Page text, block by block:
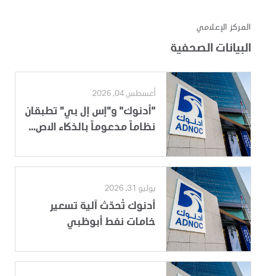
المركز الإعلامي
البيانات الصحفية
أغسطس 04, 2026
"أدنوك" و"إس إل بي" تطبقان
نظاماً مدعوماً بالذكاء الاص...
يوليو 31, 2026
أدنوك تُحدّث آلية تسعير
خامات نفط أبوظبي